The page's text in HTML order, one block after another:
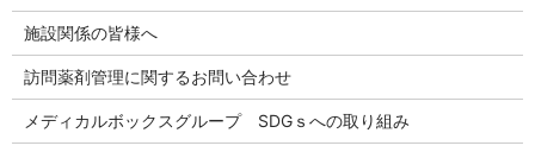
施設関係の皆様へ
訪問薬剤管理に関するお問い合わせ
メディカルボックスグループ SDGｓへの取り組み